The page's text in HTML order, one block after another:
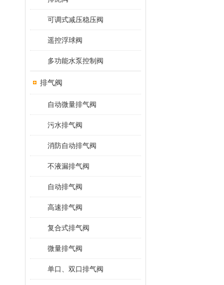
可调式减压稳压阀
遥控浮球阀
多功能水泵控制阀
排气阀
自动微量排气阀
污水排气阀
消防自动排气阀
不液漏排气阀
自动排气阀
高速排气阀
复合式排气阀
微量排气阀
单口、双口排气阀